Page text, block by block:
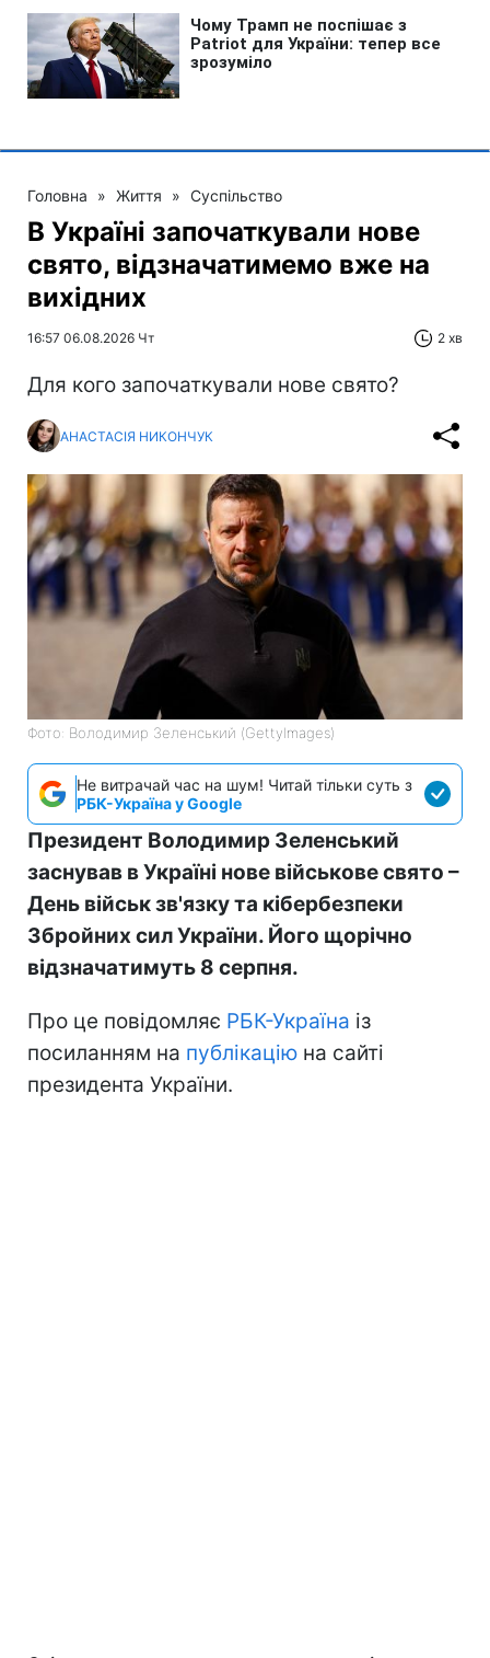
Головна » Життя » Суспільство
В Україні започаткували нове
свято, відзначатимемо вже на
вихідних
16:57 06.08.2026 Чт 2 хв
Для кого започаткували нове свято?
АНАСТАСІЯ НИКОНЧУК
Фото: Володимир Зеленський (GettyImages)
Не витрачай час на шум! Читай тільки суть з
РБК-Україна у Google
Президент Володимир Зеленський
заснував в Україні нове військове свято –
День військ зв'язку та кібербезпеки
Збройних сил України. Його щорічно
відзначатимуть 8 серпня.
Про це повідомляє РБК-Україна із
посиланням на публікацію на сайті
президента України.